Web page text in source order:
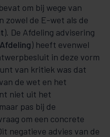
om bij wege van
zowel de E-wet als de
). De Afdeling advisering
) heeft evenwel
in deze vorm
van kritiek was dat
de wet en het
niet uit het
pas bij de
om een concrete
negatieve advies van de